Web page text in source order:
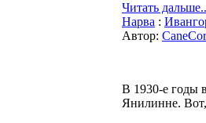
Читать
Нарва :
Автор:
В 1930-е годы
Янилинне.